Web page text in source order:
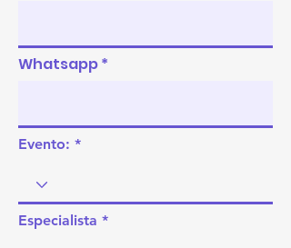
Whatsapp
Evento:
Especialista